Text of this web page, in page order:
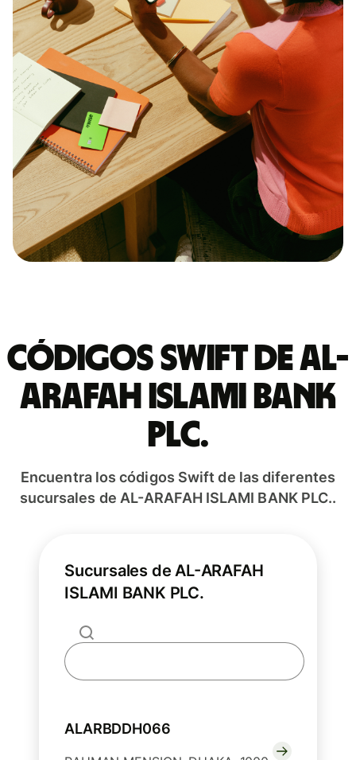
Códigos Swift de AL-
ARAFAH ISLAMI BANK
PLC.
Encuentra los códigos Swift de las diferentes
sucursales de AL-ARAFAH ISLAMI BANK PLC..
Sucursales de AL-ARAFAH
ISLAMI BANK PLC.
ALARBDDH066